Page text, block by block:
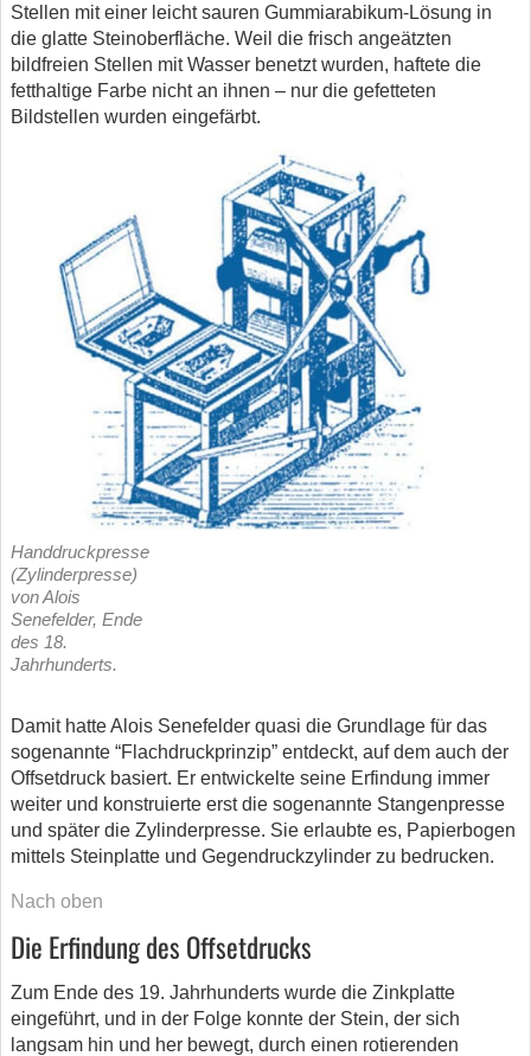
Stellen mit einer leicht sauren Gummiarabikum-Lösung in
die glatte Steinoberfläche. Weil die frisch angeätzten
bildfreien Stellen mit Wasser benetzt wurden, haftete die
fetthaltige Farbe nicht an ihnen – nur die gefetteten
Bildstellen wurden eingefärbt.
Handdruckpresse
(Zylinderpresse)
von Alois
Senefelder, Ende
des 18.
Jahrhunderts.
Damit hatte Alois Senefelder quasi die Grundlage für das
sogenannte “Flachdruckprinzip” entdeckt, auf dem auch der
Offsetdruck basiert. Er entwickelte seine Erfindung immer
weiter und konstruierte erst die sogenannte Stangenpresse
und später die Zylinderpresse. Sie erlaubte es, Papierbogen
mittels Steinplatte und Gegendruckzylinder zu bedrucken.
Nach oben
Die Erfindung des Offsetdrucks
Zum Ende des 19. Jahrhunderts wurde die Zinkplatte
eingeführt, und in der Folge konnte der Stein, der sich
langsam hin und her bewegt, durch einen rotierenden